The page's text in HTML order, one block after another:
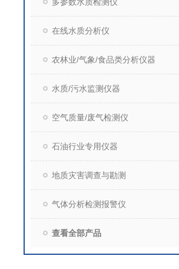
在线水质分析仪
农林业/气象/食品类分析仪器
水质/污水监测仪器
空气质量/废气检测仪
石油行业专用仪器
地质灾害调查与勘测
气体分析检测报警仪
查看全部产品